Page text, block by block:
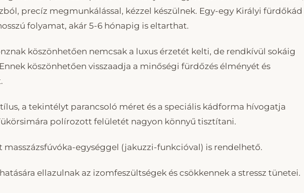
precíz megmunkálással, kézzel készülnek. Egy-egy Királyi fürdőkád
folyamat, akár 5-6 hónapig is eltarthat.
köszönhetően nemcsak a luxus érzetét kelti, de rendkívül sokáig
köszönhetően visszaadja a minőségi fürdőzés élményét és
a tekintélyt parancsoló méret és a speciális kádforma hívogatja
polírozott felületét nagyon könnyű tisztítani.
masszázsfúvóka-egységgel (jakuzzi-funkcióval) is rendelhető.
ellazulnak az izomfeszültségek és csökkennek a stressz tünetei.